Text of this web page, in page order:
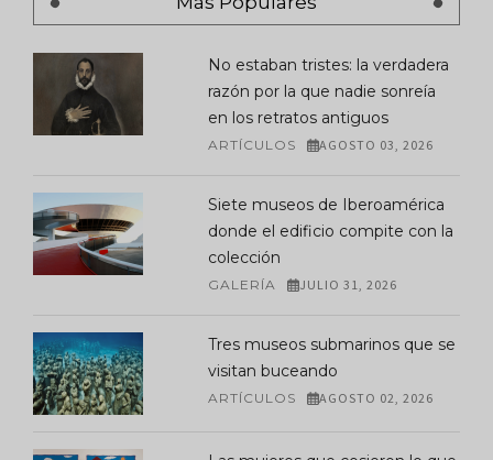
No estaban tristes: la verdadera
razón por la que nadie sonreía
en los retratos antiguos
ARTÍCULOS AGOSTO 03, 2026
Siete museos de Iberoamérica
donde el edificio compite con la
colección
GALERÍA JULIO 31, 2026
Tres museos submarinos que se
visitan buceando
ARTÍCULOS AGOSTO 02, 2026